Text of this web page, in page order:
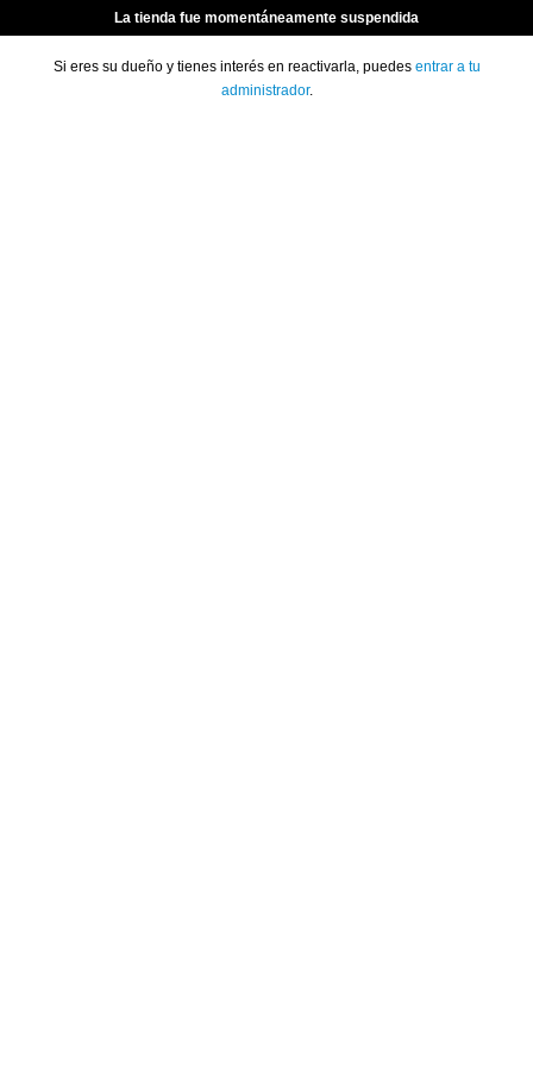
La tienda fue momentáneamente suspendida
Si eres su dueño y tienes interés en reactivarla, puedes entrar a tu
administrador.